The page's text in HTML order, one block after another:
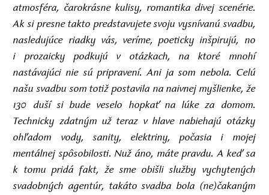
atmosféra, čarokrásne kulisy, romantika divej scenérie.
Ak si presne takto predstavujete svoju vysnívanú svadbu,
nasledujúce riadky vás, veríme, poeticky inšpirujú, no
i prozaicky podkujú v otázkach, na ktoré mnohí
nastávajúci nie sú pripravení. Ani ja som nebola. Celú
našu svadbu som totiž postavila na naivnej myšlienke, že
130 duší si bude veselo hopkať na lúke za domom.
Technicky zdatným už teraz v hlave nabiehajú otázky
ohľadom vody, sanity, elektriny, počasia i mojej
mentálnej spôsobilosti. Nuž áno, máte pravdu. A keď sa
k tomu pridá fakt, že sme obišli služby vychytených
svadobných agentúr, takáto svadba bola (ne)čakaným